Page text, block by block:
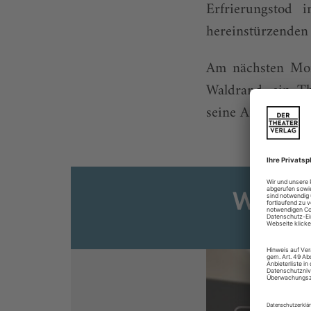
Erfrierungstod
Am nächsten
Waldrand, ein
seine Arbeitgeber
Sie